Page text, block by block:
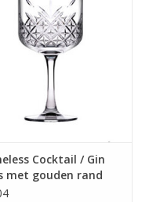
AAN WINKELWAGEN
Cocktail / Gin
met gouden rand